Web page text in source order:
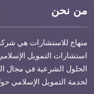
من نحن
منهاج للاستشارات هي
استشارات التمويل
الحلول الشرعية في مجال
لخدمة التمويل الإسلامي